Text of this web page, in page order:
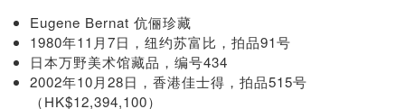
Eugene Bernat 伉俪珍藏
1980年11月7日，纽约苏富比，拍品91号
日本万野美术馆藏品，编号434
2002年10月28日，香港佳士得，拍品515号
（HK$12,394,100）